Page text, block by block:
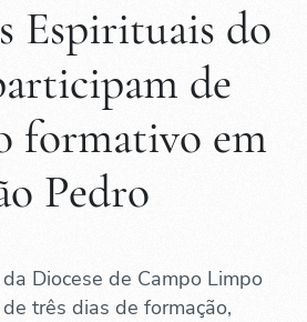
Espirituais do
de
formativo em
Pedro
Diocese de Campo Limpo
três dias de formação,